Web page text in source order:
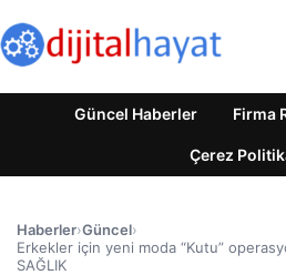
Güncel Haberler Firma
Çerez
Haberler›Güncel›
Erkekler için yeni moda “Kutu”
SAĞLIK